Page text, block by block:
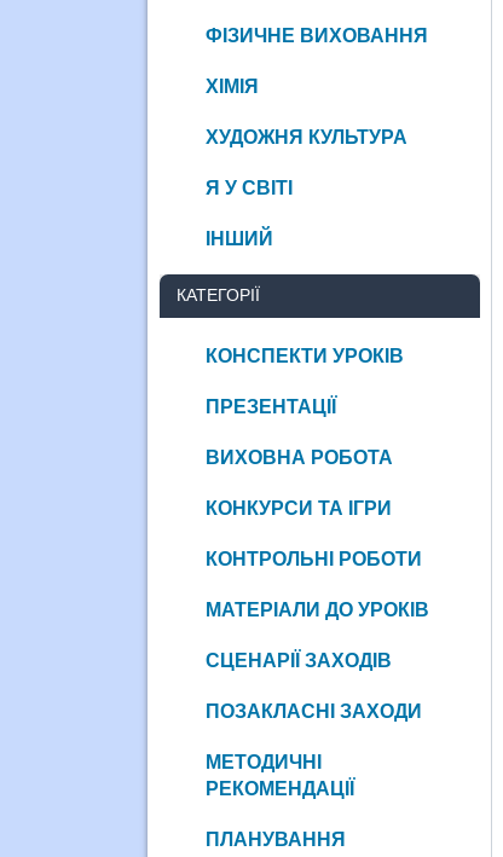
ФІЗИЧНЕ ВИХОВАННЯ
ХІМІЯ
ХУДОЖНЯ КУЛЬТУРА
Я У СВІТІ
ІНШИЙ
КАТЕГОРІЇ
КОНСПЕКТИ УРОКІВ
ПРЕЗЕНТАЦІЇ
ВИХОВНА РОБОТА
КОНКУРСИ ТА ІГРИ
КОНТРОЛЬНІ РОБОТИ
МАТЕРІАЛИ ДО УРОКІВ
СЦЕНАРІЇ ЗАХОДІВ
ПОЗАКЛАСНІ ЗАХОДИ
МЕТОДИЧНІ
РЕКОМЕНДАЦІЇ
ПЛАНУВАННЯ